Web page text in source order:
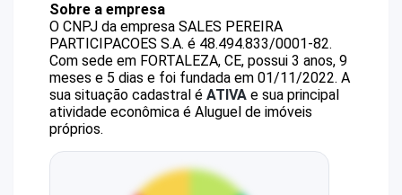
Sobre a empresa
O CNPJ da empresa SALES PEREIRA
PARTICIPACOES S.A. é 48.494.833/0001-82.
Com sede em FORTALEZA, CE, possui 3 anos, 9
meses e 5 dias e foi fundada em 01/11/2022. A
sua situação cadastral é ATIVA e sua principal
atividade econômica é Aluguel de imóveis
próprios.